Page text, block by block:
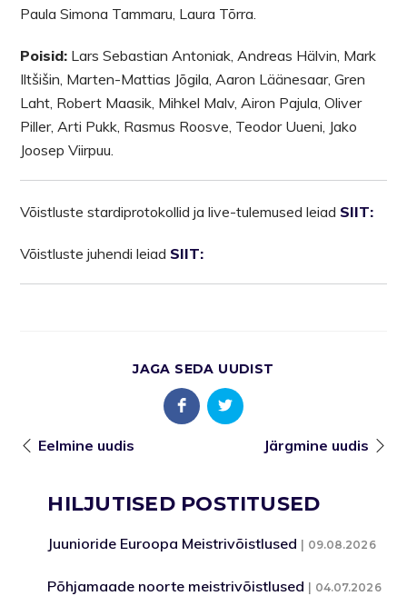
Paula Simona Tammaru, Laura Tõrra.
Poisid: Lars Sebastian Antoniak, Andreas Hälvin, Mark
Iltšišin, Marten-Mattias Jõgila, Aaron Läänesaar, Gren
Laht, Robert Maasik, Mihkel Malv, Airon Pajula, Oliver
Piller, Arti Pukk, Rasmus Roosve, Teodor Uueni, Jako
Joosep Viirpuu.
Võistluste stardiprotokollid ja live-tulemused leiad SIIT:
Võistluste juhendi leiad SIIT:
JAGA SEDA UUDIST
Eelmine uudis Järgmine uudis
HILJUTISED POSTITUSED
Juunioride Euroopa Meistrivõistlused 09.08.2026
Põhjamaade noorte meistrivõistlused 04.07.2026